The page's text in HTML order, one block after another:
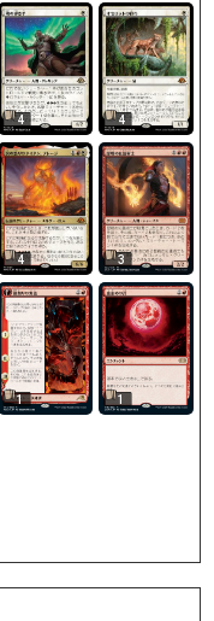
4 4
4 3
1 1